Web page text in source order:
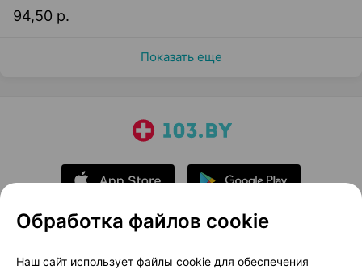
94,50 р.
Показать еще
О проекте
Новости проекта
Обработка файлов cookie
Наш сайт использует файлы cookie для обеспечения